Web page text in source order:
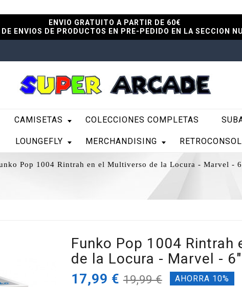
ENVIO GRATUITO A PARTIR DE 60€
ENVIOS DE PRODUCTOS EN PRE-PEDIDO EN LA SECCION
CAMISETAS COLECCIONES COMPLETAS
LOUNGEFLY MERCHANDISING
Pop 1004 Rintrah en el Multiverso de la Locura - Marvel -
Funko Pop 1004 Rintrah
de la Locura - Marvel -
17,99 €19,99 € AHORRA 10%